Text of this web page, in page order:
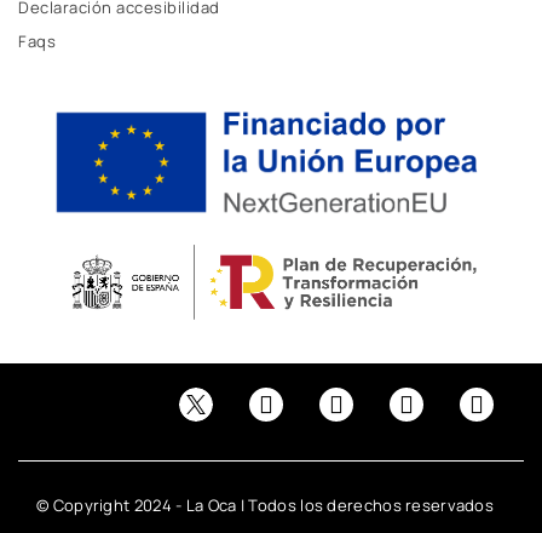
Declaración accesibilidad
Faqs
© Copyright 2024 - La Oca | Todos los derechos reservados